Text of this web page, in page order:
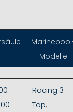
Modelle
-
Racing 3
Top,